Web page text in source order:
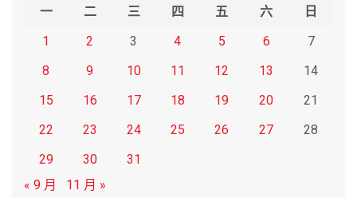
一 二 三 四 五 六
日
1
2 3 4 5 6
7
8
9 10 11 12 13
14
15
16 17 18 19 20
21
22
23 24 25 26 27
28
29
30
31
« 9 月
11 月 »